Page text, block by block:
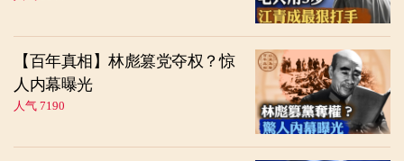
【百年真相】林彪篡党夺权？惊
人内幕曝光
人气 7190